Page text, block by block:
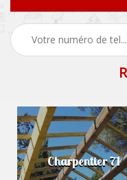
Charpentier 71